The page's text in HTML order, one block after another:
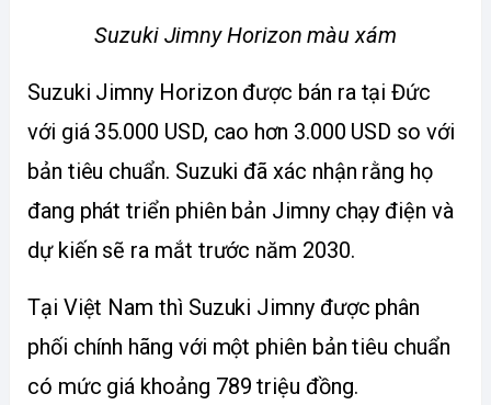
Suzuki Jimny Horizon màu xám
Suzuki Jimny Horizon được bán ra tại Đức
với giá 35.000 USD, cao hơn 3.000 USD so với
bản tiêu chuẩn. Suzuki đã xác nhận rằng họ
đang phát triển phiên bản Jimny chạy điện và
dự kiến sẽ ra mắt trước năm 2030.
Tại Việt Nam thì Suzuki Jimny được phân
phối chính hãng với một phiên bản tiêu chuẩn
có mức giá khoảng 789 triệu đồng.